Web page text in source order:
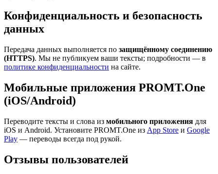
Конфиденциальность и безопасность
данных
Передача данных выполняется по защищённому соединению
(HTTPS). Мы не публикуем ваши тексты; подробности — в
политике конфиденциальности на сайте.
Мобильные приложения PROMT.One
(iOS/Android)
Переводите тексты и слова из мобильного приложения для
iOS и Android. Установите PROMT.One из App Store и Google
Play — переводы всегда под рукой.
Отзывы пользователей